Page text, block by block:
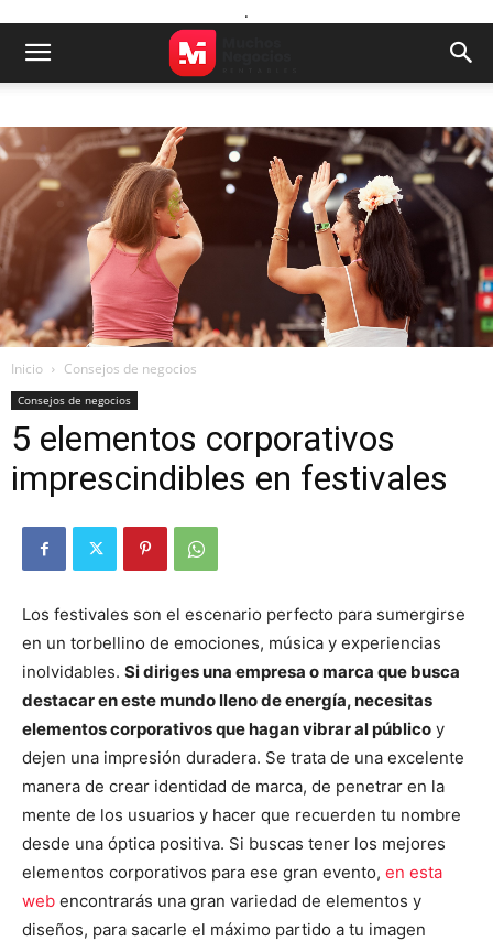
.
Inicio Consejos de negocios
Consejos de negocios
5 elementos corporativos
imprescindibles en festivales
Los festivales son el escenario perfecto para sumergirse
en un torbellino de emociones, música y experiencias
inolvidables. Si diriges una empresa o marca que busca
destacar en este mundo lleno de energía, necesitas
elementos corporativos que hagan vibrar al público y
dejen una impresión duradera. Se trata de una excelente
manera de crear identidad de marca, de penetrar en la
mente de los usuarios y hacer que recuerden tu nombre
desde una óptica positiva. Si buscas tener los mejores
elementos corporativos para ese gran evento, en esta
web encontrarás una gran variedad de elementos y
diseños, para sacarle el máximo partido a tu imagen